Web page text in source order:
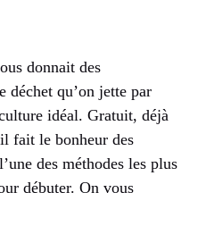
donnait des
déchet qu’on jette par
idéal. Gratuit, déjà
fait le bonheur des
des méthodes les plus
débuter. On vous